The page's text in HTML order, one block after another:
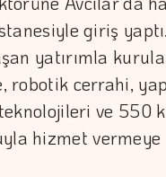
giriş yaptı.
yatırımla
robotik cerrahi,
ve 550
hizmet vermeye